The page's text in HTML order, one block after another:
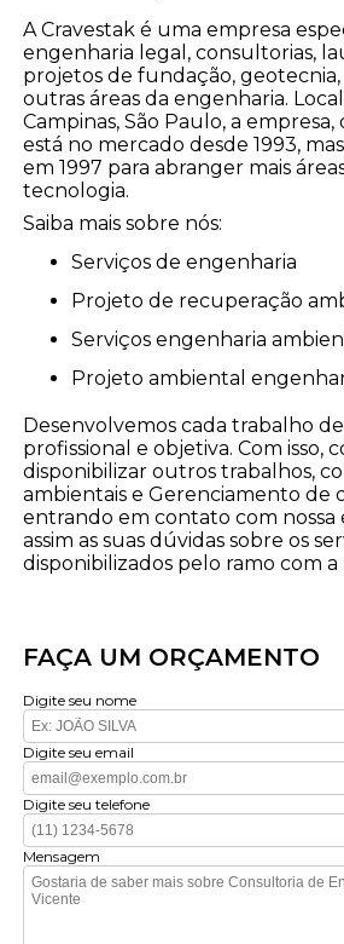
A Cravestak é uma empresa
engenharia legal, consultorias,
projetos de fundação, geotecnia,
outras áreas da engenharia.
Campinas, São Paulo, a
está no mercado desde 1993,
em 1997 para abranger mais
tecnologia.
Saiba mais sobre nós:
serviços de engenharia
projeto de recuperação
serviços engenharia
projeto ambiental
Desenvolvemos cada trabalho
profissional e objetiva. Com isso,
disponibilizar outros trabalhos,
ambientais e Gerenciamento de
entrando em contato com nossa
assim as suas dúvidas sobre os
disponibilizados pelo ramo com
FAÇA UM ORÇAMENTO
Digite seu nome
Digite seu email
Digite seu telefone
Mensagem